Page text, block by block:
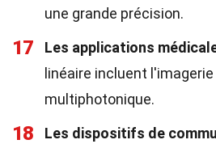
une grande précision.
17 Les applications
linéaire incluent
multiphotonique.
18
Les dispositifs de